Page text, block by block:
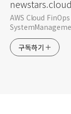
newstars.cloud
AWS Cloud
구독하기